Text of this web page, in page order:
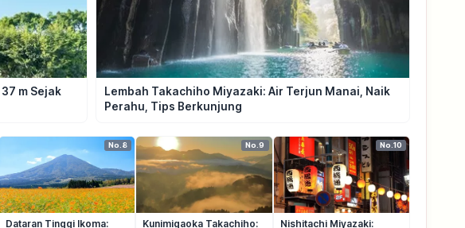
m Sejak
Lembah Takachiho Miyazaki: Air Terjun Manai, Naik
Perahu, Tips Berkunjung
No.8
Dataran Tinggi Ikoma:
No.9
Kunimigaoka Takachiho:
No.10
Nishitachi Miyazaki: